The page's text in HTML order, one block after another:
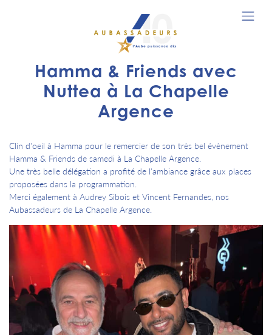
Hamma & Friends avec
Nuttea à La Chapelle
Argence
Clin d'oeil à Hamma pour le remercier de son très bel évènement
Hamma & Friends de samedi à La Chapelle Argence.
Une très belle délégation a profité de l'ambiance grâce aux places
proposées dans la programmation.
Merci également à Audrey Sibois et Vincent Fernandes, nos
Aubassadeurs de La Chapelle Argence.